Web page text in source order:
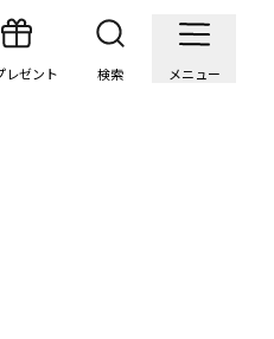
レゼント 検索 メニュー